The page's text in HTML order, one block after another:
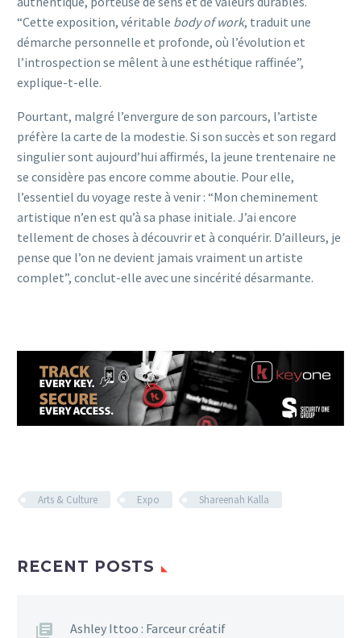
“Cette exposition, véritable body of work, traduit une
démarche personnelle et profonde, où l’évolution et
l’introspection se mêlent à une esthétique raffinée”,
explique-t-elle.
Pourtant, malgré l’envergure de son parcours, l’artiste
préfère la carte de la modestie. Si son succès et son regard
singulier sont aujourd’hui affirmés, la jeune trentenaire ne
se considère pas encore comme aboutie. Pour elle,
l’essentiel du voyage reste à venir : “Mon cheminement
artistique n’en est qu’à sa phase initiale. J’ai encore
tellement de choses à découvrir et à conquérir. D’ailleurs, je
pense que l’on ne devient jamais vraiment un artiste
complet”, conclut-elle avec une sincérité désarmante.
Arts & Culture Expo Shareenah Kalla
RECENT POSTS
Ashley Ittoo : Farceur créatif